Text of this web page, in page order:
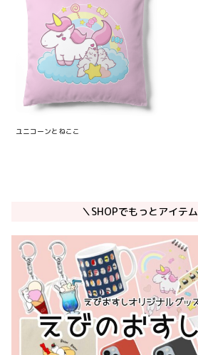
ユニコーンとねここ
＼SHOPでもっとアイテ